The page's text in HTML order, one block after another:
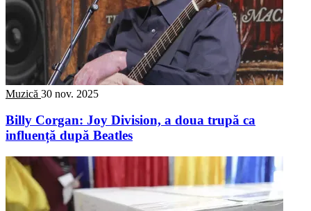
Muzică 30 nov. 2025
Billy Corgan: Joy Division, a doua trupă ca
influență după Beatles